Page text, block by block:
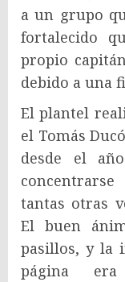
a un grupo
fortalecido
propio
debido a una
El plantel
el Tomás
desde el
tantas otras
El buen
pasillos, y la
página